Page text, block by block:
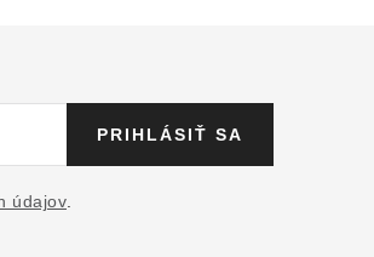
údajov
PRIHLÁSIŤ SA